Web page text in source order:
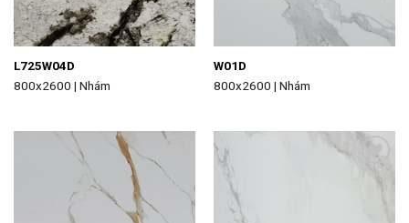
L725W04D
800x2600 | Nhám
W01D
800x2600 | Nhám
Add to
wishlist